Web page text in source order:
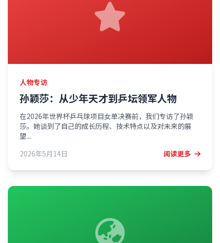
人物专访
孙颖莎：从少年天才到乒坛领军人物
在2026年世界杯乒乓球项目女单决赛前，我们专访了孙颖
莎。她谈到了自己的成长历程、技术特点以及对未来的展
望...
2026年5月14日
阅读更多